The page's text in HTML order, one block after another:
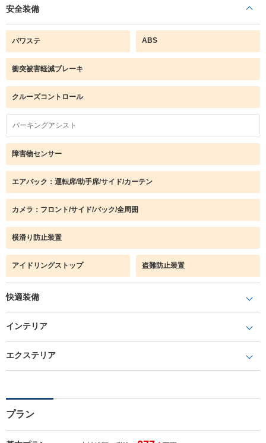
安全装備
パワステ ABS
衝突被害軽減ブレーキ
クルーズコントロール
パーキングアシスト
障害物センサー
エアバック：運転席/助手席/サイド/カーテン
カメラ：フロント/サイド/バック/全周囲
横滑り防止装置
アイドリングストップ 盗難防止装置
快適装備
インテリア
エクステリア
プラン